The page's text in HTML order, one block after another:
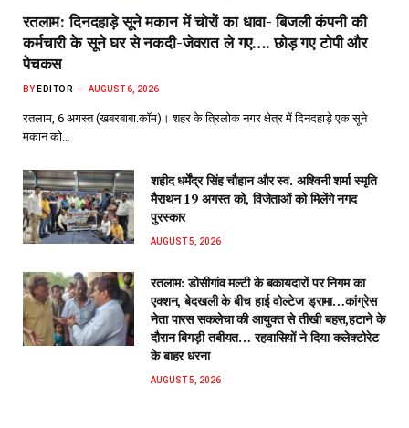
रतलाम: दिनदहाड़े सूने मकान में चोरों का धावा- बिजली कंपनी की
कर्मचारी के सूने घर से नकदी-जेवरात ले गए…. छोड़ गए टोपी और
पेचकस
BY EDITOR AUGUST 6, 2026
रतलाम, 6 अगस्त (खबरबाबा.कॉम)। शहर के त्रिलोक नगर क्षेत्र में दिनदहाड़े एक सूने
मकान को…
शहीद धर्मेंद्र सिंह चौहान और स्व. अश्विनी शर्मा स्मृति
मैराथन 19 अगस्त को, विजेताओं को मिलेंगे नगद
पुरस्कार
AUGUST 5, 2026
रतलाम: डोसीगांव मल्टी के बकायदारों पर निगम का
एक्शन, बेदखली के बीच हाई वोल्टेज ड्रामा…कांग्रेस
नेता पारस सकलेचा की आयुक्त से तीखी बहस,हटाने के
दौरान बिगड़ी तबीयत… रहवासियों ने दिया कलेक्टोरेट
के बाहर धरना
AUGUST 5, 2026